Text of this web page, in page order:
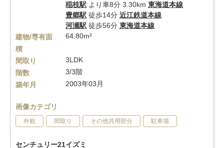
稲枝駅 より車8分 3.30km 東海道本線
豊郷駅 徒歩14分 近江鉄道本線
河瀬駅 徒歩56分 東海道本線
建物/専有面
積
64.80m²
間取り
3LDK
階数
3/3階
築年月
2003年03月
画像カテゴリ
外観 間取り その他共用部分 駐車場
センチュリー21イズミ